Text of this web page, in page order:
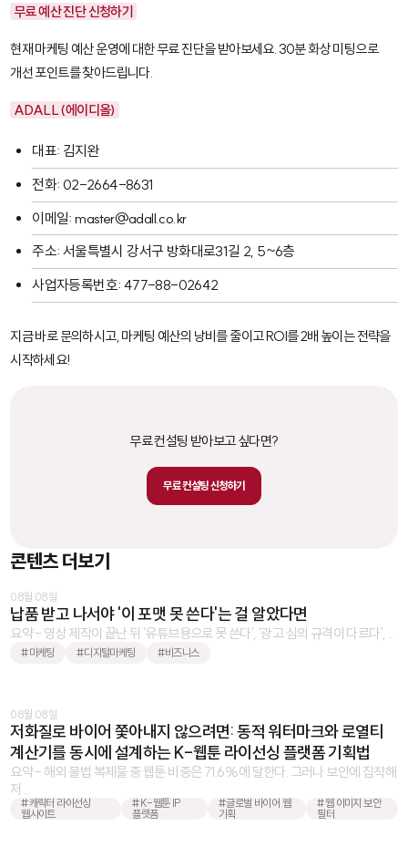
무료 예산 진단 신청하기
현재 마케팅 예산 운영에 대한 무료 진단을 받아보세요. 30분 화상 미팅으로
개선 포인트를 찾아드립니다.
ADALL (에이디올)
대표: 김지완
전화: 02-2664-8631
이메일: master@adall.co.kr
주소: 서울특별시 강서구 방화대로31길 2, 5~6층
사업자등록번호: 477-88-02642
지금 바로 문의하시고, 마케팅 예산의 낭비를 줄이고 ROI를 2배 높이는 전략을
시작하세요!
무료 컨설팅 받아보고 싶다면?
무료 컨설팅 신청하기
콘텐츠 더보기
08월 08일
납품 받고 나서야 '이 포맷 못 쓴다'는 걸 알았다면
요약 - 영상 제작이 끝난 뒤 '유튜브용으로 못 쓴다', '광고 심의 규격이 다르다', ...
#마케팅 #디지털마케팅 #비즈니스
08월 08일
저화질로 바이어 쫓아내지 않으려면: 동적 워터마크와 로열티
계산기를 동시에 설계하는 K-웹툰 라이선싱 플랫폼 기획법
요약 - 해외 불법 복제물 중 웹툰 비중은 71.6%에 달한다. 그러나 보안에 집착해
저 ...
#캐릭터 라이선싱
웹사이트
#K-웹툰 IP
플랫폼
#글로벌 바이어 웹
기획
#웹 이미지 보안
필터